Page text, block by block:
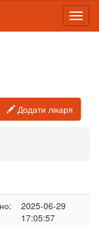
Додати лікаря
2025-06-29
17:05:57